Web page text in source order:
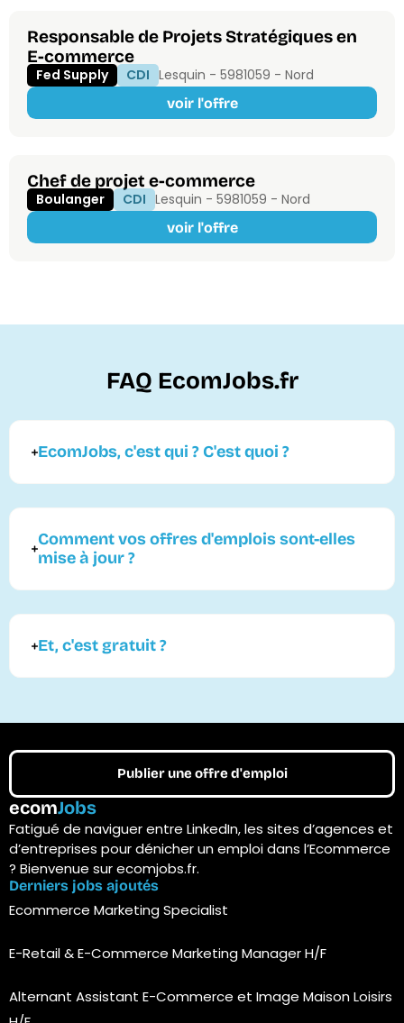
Responsable de Projets Stratégiques en
E-commerce
Fed Supply CDI Lesquin - 5981059 - Nord
voir l'offre
Chef de projet e-commerce
Boulanger CDI Lesquin - 5981059 - Nord
voir l'offre
FAQ EcomJobs.fr
EcomJobs, c'est qui ? C'est quoi ?
Comment vos offres d'emplois sont-elles
mise à jour ?
Et, c'est gratuit ?
ecomJobs
Fatigué de naviguer entre LinkedIn, les sites d’agences et
d’entreprises pour dénicher un emploi dans l’Ecommerce
? Bienvenue sur ecomjobs.fr.
Publier une offre d'emploi
Derniers jobs ajoutés
Ecommerce Marketing Specialist
E-Retail & E-Commerce Marketing Manager H/F
Alternant Assistant E-Commerce et Image Maison Loisirs